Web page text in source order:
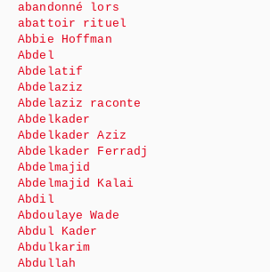
abandonné lors
abattoir rituel
Abbie Hoffman
Abdel
Abdelatif
Abdelaziz
Abdelaziz raconte
Abdelkader
Abdelkader Aziz
Abdelkader Ferradj
Abdelmajid
Abdelmajid Kalai
Abdil
Abdoulaye Wade
Abdul Kader
Abdulkarim
Abdullah